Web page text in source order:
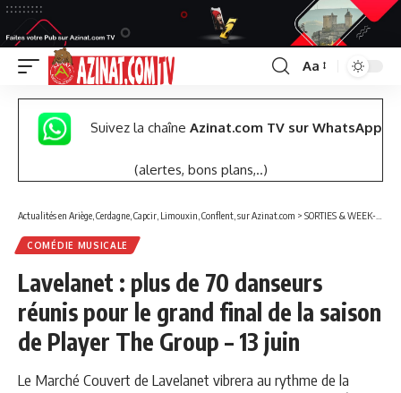
Font
Resizer
Aa
Suivez la chaîne Azinat.com TV sur WhatsApp
(alertes, bons plans,..)
Actualités en Ariège, Cerdagne, Capcir, Limouxin, Conflent, sur Azinat.com > SORTIES & WEEK-END
COMÉDIE MUSICALE
Lavelanet : plus de 70 danseurs
réunis pour le grand final de la saison
de Player The Group – 13 juin
Le Marché Couvert de Lavelanet vibrera au rythme de la